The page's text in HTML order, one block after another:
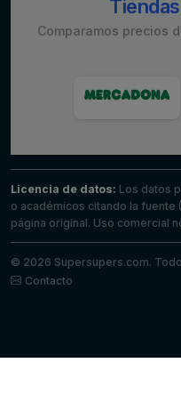
Comparamos precios
Licencia de datos: Los datos
o académicos citando la fuente
página original. Uso comercial
© 2026 Supersupers.com.
Contacto